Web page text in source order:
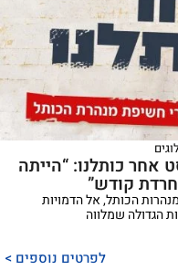
אחר כותלנו: “הייתה
קודש”
הכותל, אל הדמויות
הגדולה שמלווה
לפרטים נוספים >